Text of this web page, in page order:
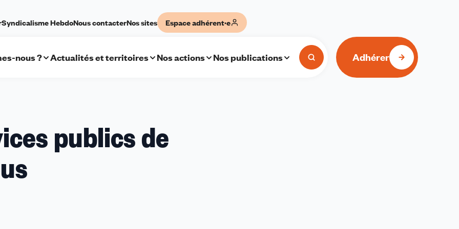
Syndicalisme HebdoNous contacterNos sites Espace adhérent·e
nous ? Actualités et territoires Nos actions Nos publications Adhérer
publics de